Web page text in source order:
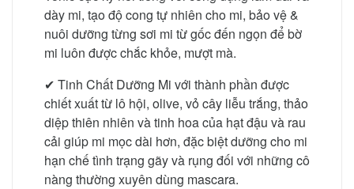
dày mi, tạo độ cong tự nhiên cho mi, bảo vệ &
nuôi dưỡng từng sơi mi từ gốc đến ngọn để bờ
mi luôn được chắc khỏe, mượt mà.
✔ Tinh Chất Dưỡng Mi với thành phần được
chiết xuất từ lô hội, olive, vỏ cây liễu trắng, thảo
diệp thiên nhiên và tinh hoa của hạt đậu và rau
cải giúp mi mọc dài hơn, đặc biệt dưỡng cho mi
hạn chế tình trạng gãy và rụng đối với những cô
nàng thường xuyên dùng mascara.